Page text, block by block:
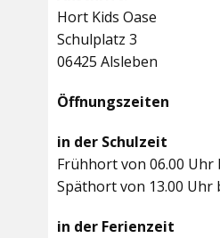
Hort Kids Oase
Schulplatz 3
06425 Alsleben
Öffnungszeiten
in der Schulzeit
Frühhort von 06.00 Uhr
Späthort von 13.00 Uhr
in der Ferienzeit